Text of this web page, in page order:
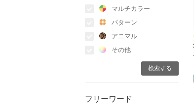
マルチカラー
パターン
アニマル
その他
フリーワード